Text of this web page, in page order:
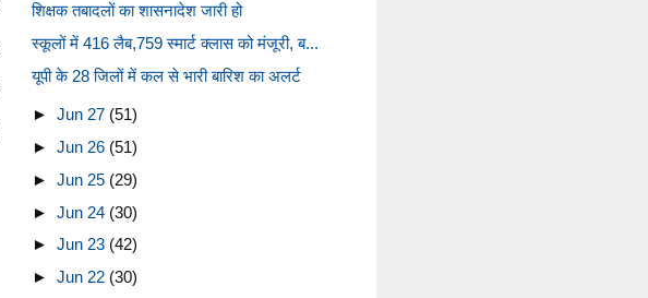
शिक्षक तबादलों का शासनादेश जारी हो
स्कूलों में 416 लैब,759 स्मार्ट क्लास को मंजूरी, ब...
यूपी के 28 जिलों में कल से भारी बारिश का अलर्ट
► Jun 27 (51)
► Jun 26 (51)
► Jun 25 (29)
► Jun 24 (30)
► Jun 23 (42)
► Jun 22 (30)